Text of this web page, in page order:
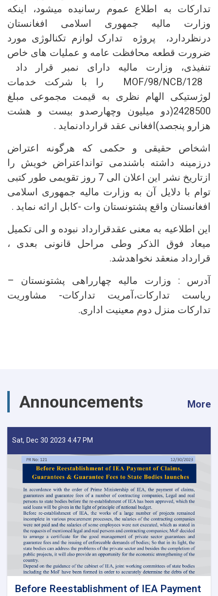
تدارکات به اطلاع عموم رسانیده میشود، اینکه
وزارت مالیه جمهوری اسلامی افغانستان
درنظردارد، پروژه تدارک لوازم تکنالوژی مورد
ضرورت قطعه محافظت عامه و عملیات های خاص
تنفیذی، وزارت مالیه دارای نمبر قرار داد
MOF/98/NCB/128 را با شرکت خدمات
لوژستیکی الهام نظری به قیمت مجموعی مبلغ
2428500(دو میلیون وچهارصدو بیست و هشت
هزارو پنجصد)افغانی عقد قراردادنماید .
اشخاص حقیقی و حکمی که هرگونه اعتراض
درزمینه داشته باشندمی توانداعتراض خویش را
ازتاریخ نشر این اعلان الی 7 روز تقویمی طور کتبی
توام با دلایل آن به وزارت مالیه جمهوری اسلامی
افغانستان واقع پشتونستان وات -کابل ارائه نماید .
این اطلاعیه به معنی عقدقرارداد نبوده و الی تکمیل
میعاد فوق الذکر وطی مراحل قانونی بعدی ،
قرارداد منعقد نخواهدشد.
آدرس : وزارت مالیه چهارراهی پشتونستان –
ریاست تدارکات،آمریت تدارکات- مشاوریت
تدارکات منزل دوم معینیت اداری.
Announcements More
Sat, Dec 30 2023 4:47 PM
Before Reestablishment of IEA Payment